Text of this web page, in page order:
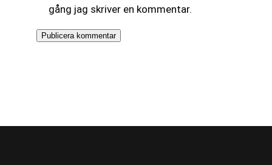
gång jag skriver en kommentar.